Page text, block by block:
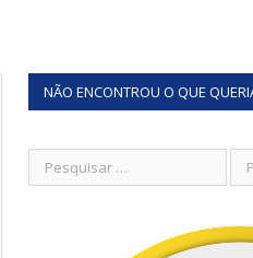
NÃO ENCONTROU O QUE